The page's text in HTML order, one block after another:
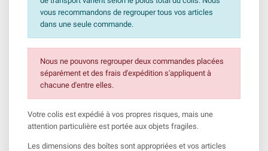
vous recommandons de regrouper tous vos articles
dans une seule commande.
Nous ne pouvons regrouper deux commandes placées
séparément et des frais d'expédition s'appliquent à
chacune d'entre elles.
Votre colis est expédié à vos propres risques, mais une
attention particulière est portée aux objets fragiles.
Les dimensions des boîtes sont appropriées et vos articles